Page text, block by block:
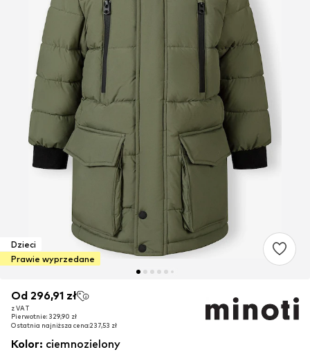
Dzieci
Prawie wyprzedane
Od 296,91 zł
z VAT
Pierwotnie: 329,90 zł
Ostatnia najniższa cena:237,53 zł
Od 296,91 zł
z VAT
Pierwotnie: 329,90 zł
Ostatnia najniższa cena:237,53 zł
Kolor: ciemnozielony